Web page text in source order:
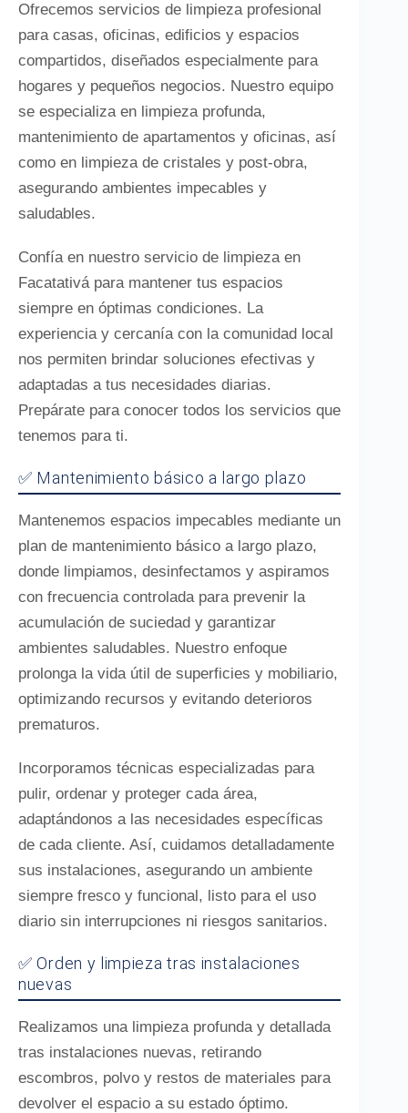
Ofrecemos servicios de limpieza profesional
para casas, oficinas, edificios y espacios
compartidos, diseñados especialmente para
hogares y pequeños negocios. Nuestro equipo
se especializa en limpieza profunda,
mantenimiento de apartamentos y oficinas, así
como en limpieza de cristales y post-obra,
asegurando ambientes impecables y
saludables.
Confía en nuestro servicio de limpieza en
Facatativá para mantener tus espacios
siempre en óptimas condiciones. La
experiencia y cercanía con la comunidad local
nos permiten brindar soluciones efectivas y
adaptadas a tus necesidades diarias.
Prepárate para conocer todos los servicios que
tenemos para ti.
✅ Mantenimiento básico a largo plazo
Mantenemos espacios impecables mediante un
plan de mantenimiento básico a largo plazo,
donde limpiamos, desinfectamos y aspiramos
con frecuencia controlada para prevenir la
acumulación de suciedad y garantizar
ambientes saludables. Nuestro enfoque
prolonga la vida útil de superficies y mobiliario,
optimizando recursos y evitando deterioros
prematuros.
Incorporamos técnicas especializadas para
pulir, ordenar y proteger cada área,
adaptándonos a las necesidades específicas
de cada cliente. Así, cuidamos detalladamente
sus instalaciones, asegurando un ambiente
siempre fresco y funcional, listo para el uso
diario sin interrupciones ni riesgos sanitarios.
✅ Orden y limpieza tras instalaciones
nuevas
Realizamos una limpieza profunda y detallada
tras instalaciones nuevas, retirando
escombros, polvo y restos de materiales para
devolver el espacio a su estado óptimo.